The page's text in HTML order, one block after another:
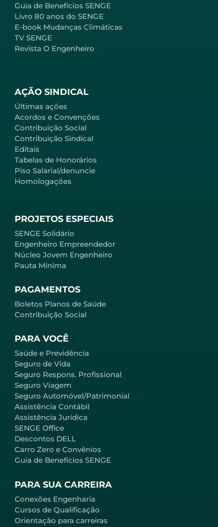
PARA VOCÊ
Saúde e Previdência
Seguro de Vida
Seguro Respons. Profissional
Seguro Viagem
Seguro Automóvel/Patrimonial
Assistência Contábil
Assistência Jurídica
SENGE Office
Descontos DELL
Carro Zero e Convênios
Guia de Benefícios SENGE
PARA SUA CARREIRA
Conexões Engenharia
Cursos de Qualificação
Orientação para carreiras
AÇÃO SINDICAL
Últimas ações
Acordos e Convenções
Contribuição Social
Contribuição Sindical
Editais
Tabelas de Honorários
Piso Salarial/denuncie
Homologações
PROJETOS ESPECIAIS
SENGE Solidário
Engenheiro Empreendedor
Núcleo Jovem Engenheiro
Pauta Mínima
PAGAMENTOS
Boletos Planos de Saúde
Contribuição Social
Guia de Benefícios SENGE
Livro 80 anos do SENGE
E-book Mudanças Climáticas
TV SENGE
Revista O Engenheiro